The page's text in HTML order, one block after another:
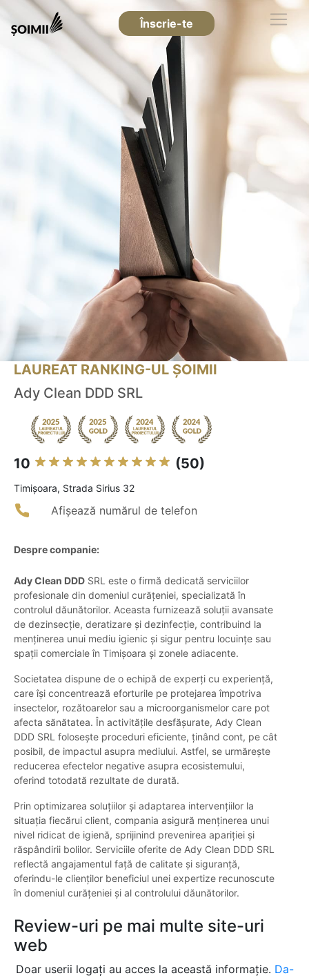
Înscrie-te
LAUREAT RANKING-UL ȘOIMII
Ady Clean DDD SRL
10 (50)
Timişoara, Strada Sirius 32
Afișează numărul de telefon
Despre companie:
Ady Clean DDD SRL este o firmă dedicată serviciilor
profesionale din domeniul curățeniei, specializată în
controlul dăunătorilor. Aceasta furnizează soluții avansate
de dezinsecție, deratizare și dezinfecție, contribuind la
menținerea unui mediu igienic și sigur pentru locuințe sau
spații comerciale în Timișoara și zonele adiacente.
Societatea dispune de o echipă de experți cu experiență,
care își concentrează eforturile pe protejarea împotriva
insectelor, rozătoarelor sau a microorganismelor care pot
afecta sănătatea. În activitățile desfășurate, Ady Clean
DDD SRL folosește proceduri eficiente, ținând cont, pe cât
posibil, de impactul asupra mediului. Astfel, se urmărește
reducerea efectelor negative asupra ecosistemului,
oferind totodată rezultate de durată.
Prin optimizarea soluțiilor și adaptarea intervențiilor la
situația fiecărui client, compania asigură menținerea unui
nivel ridicat de igienă, sprijinind prevenirea apariției și
răspândirii bolilor. Serviciile oferite de Ady Clean DDD SRL
reflectă angajamentul față de calitate și siguranță,
oferindu-le clienților beneficiul unei expertize recunoscute
în domeniul curățeniei și al controlului dăunătorilor.
Review-uri pe mai multe site-uri
web
Doar userii logați au acces la această informație. Da-